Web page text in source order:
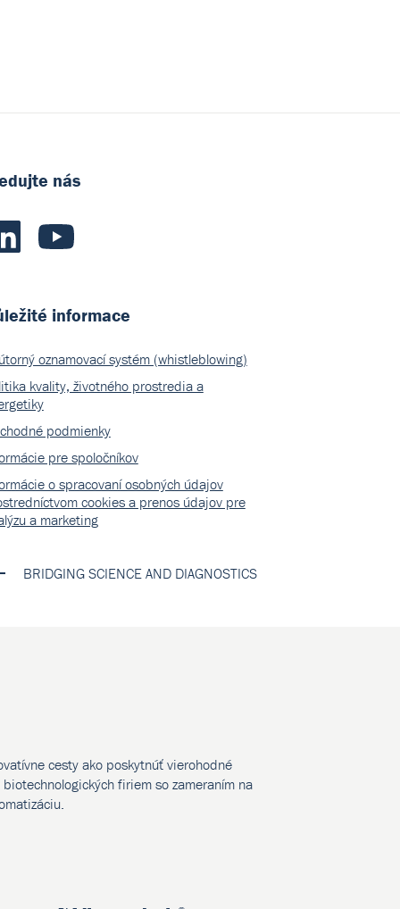
nás
informace
oznamovací systém (whistleblowing)
kvality, životného prostredia a
podmienky
pre spoločníkov
o spracovaní osobných údajov
cookies a prenos údajov pre
a marketing
BRIDGING SCIENCE AND DIAGNOSTICS
cesty ako poskytnúť vierohodné
firiem so zameraním na